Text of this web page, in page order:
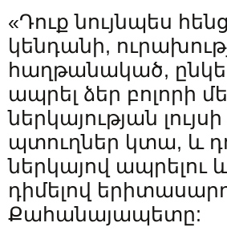
«Դուք նույնպես
կենդանի,
հաղթանակած,
ապրել ձեր բոլորի
ներկայության
պտուղներ կտա, և
ներկայով ապրելու
դիմելով
Քահանայապետը: